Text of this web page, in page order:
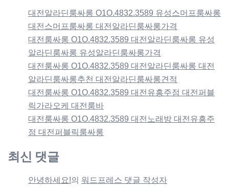
대전알라딘룸싸롱 O1O.4832.3589 유성스머프룸싸롱
대전스머프룸싸롱 대전알라딘룸싸롱가격
대전룸싸롱 O1O.4832.3589 대전알라딘룸싸롱 유성
알라딘룸싸롱 유성알라딘룸싸롱가격
대전룸싸롱 O1O.4832.3589 대전알라딘룸싸롱 대전
알라딘룸싸롱추천 대전알라딘룸싸롱견적
대전룸싸롱 O1O.4832.3589 대전유흥주점 대전퍼블
릭가라오케 대전룸바
대전룸싸롱 O1O.4832.3589 대전노래방 대전유흥주
점 대전퍼블릭룸싸롱
최신 댓글
안녕하세요!의 워드프레스 댓글 작성자